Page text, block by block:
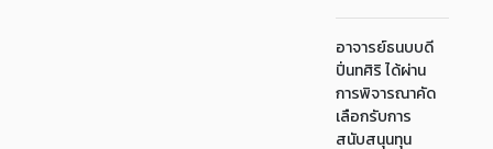
อาจารย์ธนบบดี
ปิ่นทศิริ ได้ผ่าน
การพิจารณาคัด
เลือกรับการ
สนับสนุนทุน